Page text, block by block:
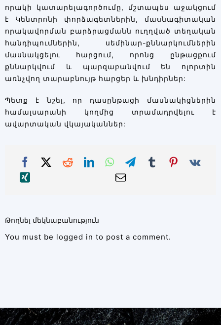
որակի կատարելագործումը, մշտապես աջակցում
է Կենտրոնի փորձագետներին, մասնագիտական
որակավորման բարձրացմանն ուղղված տեղական
հանդիպումներին, սեմինար-քննարկումներին
մասնակցելու հարցում, որոնց ընթացքում
քննարկվում և պարզաբանվում են ոլորտին
առնչվող տարաբնույթ հարցեր և խնդիրներ:
Պետք է նշել, որ դասընթացի մասնակիցներին
համալսարանի կողմից տրամադրվելու է
ավարտական վկայականներ:
Թողնել մեկնաբանություն
You must be logged in to post a comment.